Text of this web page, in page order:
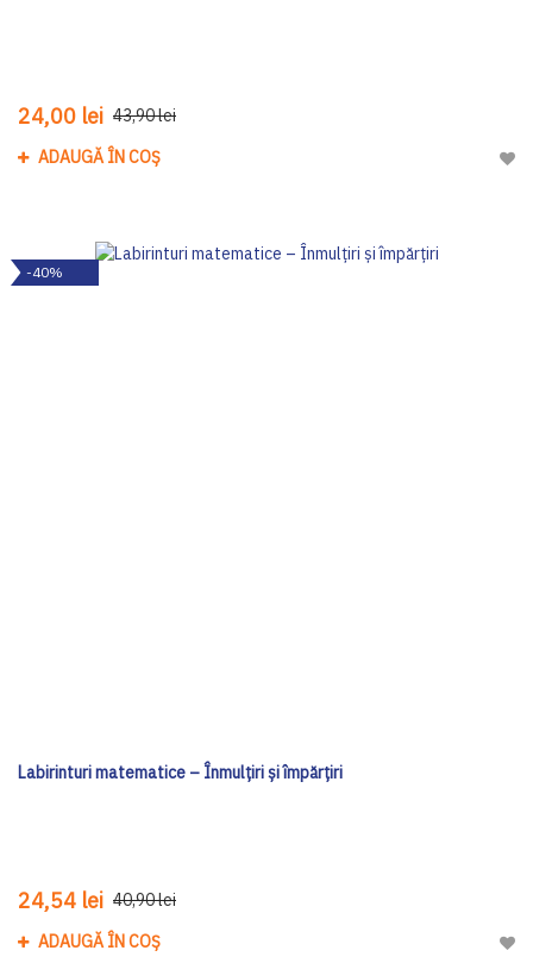
24,00 lei 43,90 lei
ADAUGĂ ÎN COȘ
-40%
Labirinturi matematice – Înmulțiri și împărțiri
24,54 lei 40,90 lei
ADAUGĂ ÎN COȘ